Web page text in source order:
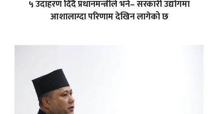
५ उदाहरण दिँदै प्रधानमन्त्रीले भने– सरकारी उद्योगमा
आशालाग्दा परिणाम देखिन लागेको छ